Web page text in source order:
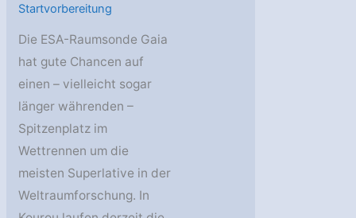
Startvorbereitung
Die ESA-Raumsonde Gaia
hat gute Chancen auf
einen – vielleicht sogar
länger währenden –
Spitzenplatz im
Wettrennen um die
meisten Superlative in der
Weltraumforschung. In